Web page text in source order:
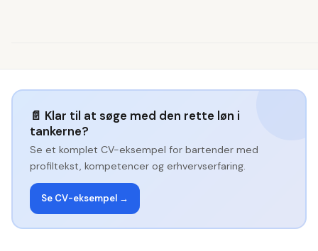
📄 Klar til at søge med den rette løn i
tankerne?
Se et komplet CV-eksempel for bartendermed
profiltekst, kompetencer og erhvervserfaring.
Se CV-eksempel →